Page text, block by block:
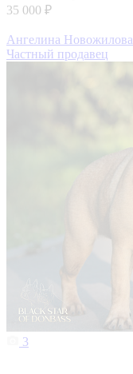
35 000 ₽
Ангелина Новожилова
Частный продавец
3